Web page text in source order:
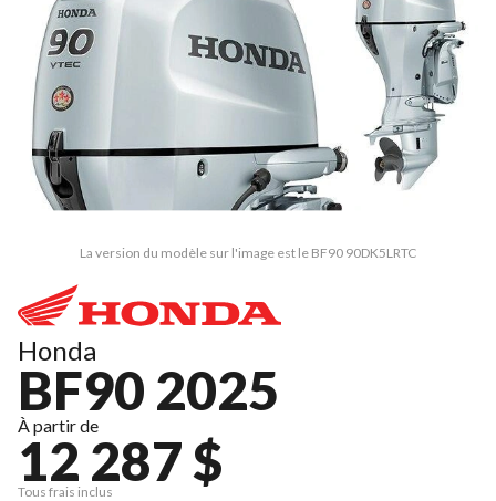
La version du modèle sur l'image est le BF90 90DK5LRTC
Honda
BF90 2025
À partir de
12 287 $
Tous frais inclus